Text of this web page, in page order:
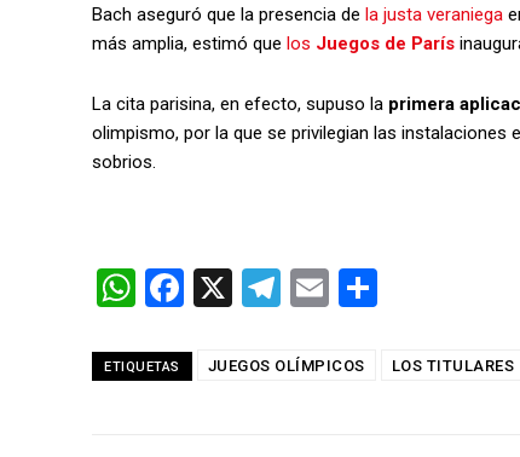
Bach aseguró que la presencia de la justa veraniega
más amplia, estimó que los Juegos de París
La cita parisina, en efecto, supuso la primera
olimpismo, por la que se privilegian las
sobrios.
W
at
F
ce
X
T
e
E
ail
m
ETIQUETAS JUEGOS OLÍMPICOS LOS TITULARES